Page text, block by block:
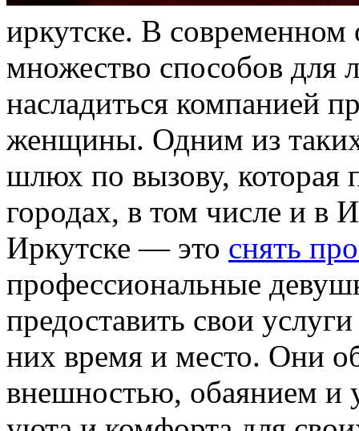
иркутске. В современном
множество способов для
насладиться компанией
женщины. Одним из таких
шлюх по вызову, которая
городах, в том числе и в
Иркутске — это снять
профессиональные
предоставить свои
них время и место. Они
внешностью, обаянием и